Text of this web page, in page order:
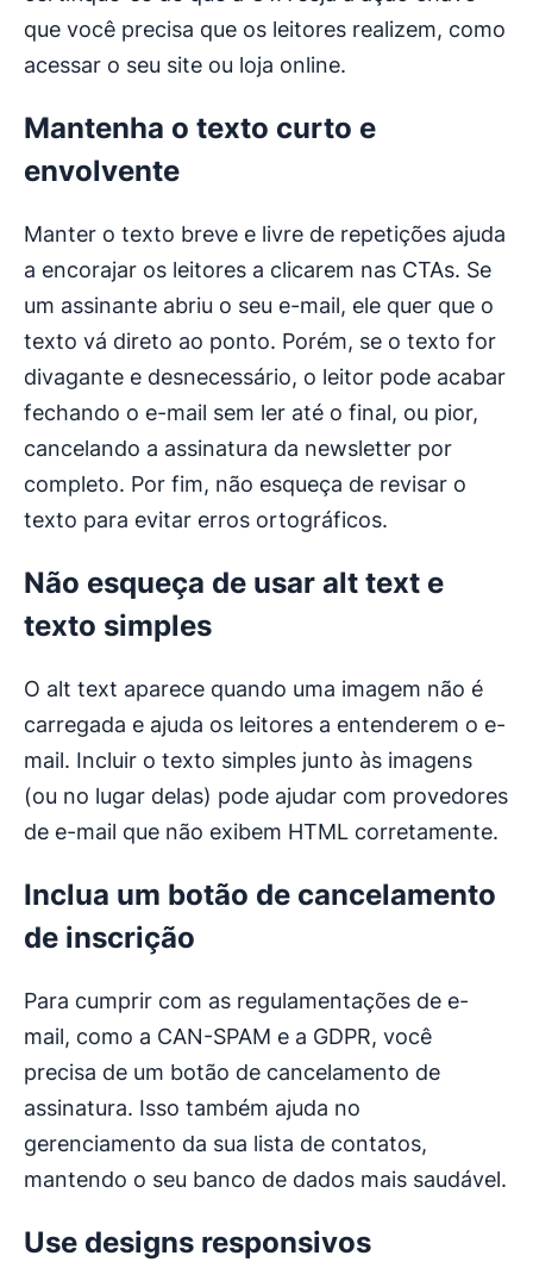
que você precisa que os leitores realizem, como
acessar o seu site ou loja online.
Mantenha o texto curto e
envolvente
Manter o texto breve e livre de repetições ajuda
a encorajar os leitores a clicarem nas CTAs. Se
um assinante abriu o seu e-mail, ele quer que o
texto vá direto ao ponto. Porém, se o texto for
divagante e desnecessário, o leitor pode acabar
fechando o e-mail sem ler até o final, ou pior,
cancelando a assinatura da newsletter por
completo. Por fim, não esqueça de revisar o
texto para evitar erros ortográficos.
Não esqueça de usar alt text e
texto simples
O alt text aparece quando uma imagem não é
carregada e ajuda os leitores a entenderem o e-
mail. Incluir o texto simples junto às imagens
(ou no lugar delas) pode ajudar com provedores
de e-mail que não exibem HTML corretamente.
Inclua um botão de cancelamento
de inscrição
Para cumprir com as regulamentações de e-
mail, como a CAN-SPAM e a GDPR, você
precisa de um botão de cancelamento de
assinatura. Isso também ajuda no
gerenciamento da sua lista de contatos,
mantendo o seu banco de dados mais saudável.
Use designs responsivos